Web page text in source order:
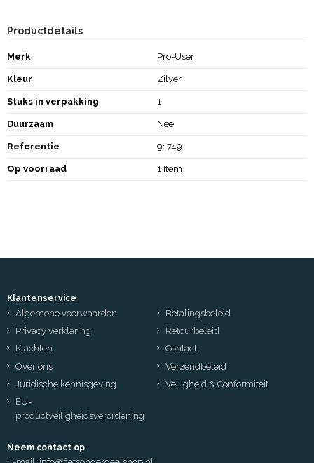
Productdetails
Merk Pro-User
Kleur Zilver
Stuks in verpakking 1
Duurzaam Nee
Referentie 91749
Op voorraad 1 Item
Klantenservice
Algemene voorwaarden
Betalingsbeleid
Privacy verklaring
Retourbeleid
Klachten
Contact
Over ons
Verzendbeleid
Juridische kennisgeving
Veiligheid & Conformiteit
EU-
productveiligheidsverordening
Neem contact op